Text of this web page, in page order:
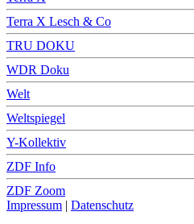
Terra X Lesch & Co
TRU DOKU
WDR Doku
Welt
Weltspiegel
Y-Kollektiv
ZDF Info
ZDF Zoom
Impressum | Datenschutz